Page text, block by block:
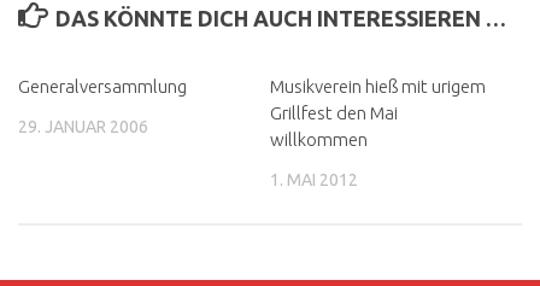
DAS KÖNNTE DICH AUCH INTERESSIEREN …
Generalversammlung
29. JANUAR 2006
Musikverein hieß mit urigem
Grillfest den Mai
willkommen
1. MAI 2012